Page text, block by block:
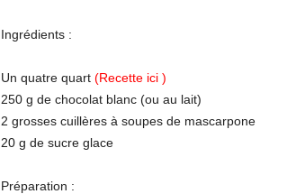
Ingrédients :
Un quatre quart (Recette ici )
250 g de chocolat blanc (ou au lait)
2 grosses cuillères à soupes de mascarpone
20 g de sucre glace
Préparation :